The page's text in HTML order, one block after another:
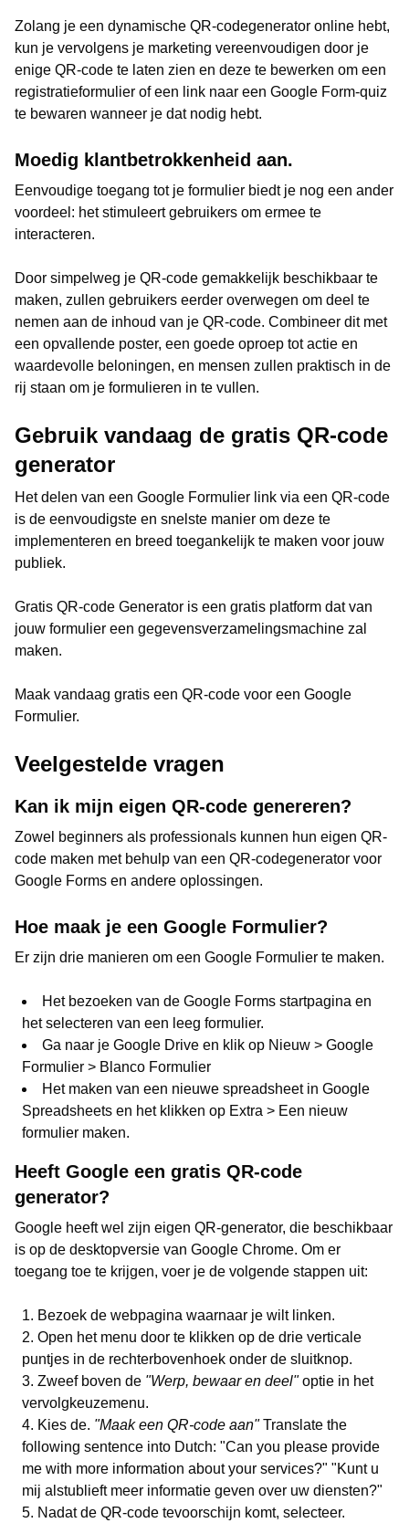
Zolang je een dynamische QR-codegenerator online hebt,
kun je vervolgens je marketing vereenvoudigen door je
enige QR-code te laten zien en deze te bewerken om een
registratieformulier of een link naar een Google Form-quiz
te bewaren wanneer je dat nodig hebt.
Moedig klantbetrokkenheid aan.
Eenvoudige toegang tot je formulier biedt je nog een ander
voordeel: het stimuleert gebruikers om ermee te
interacteren.
Door simpelweg je QR-code gemakkelijk beschikbaar te
maken, zullen gebruikers eerder overwegen om deel te
nemen aan de inhoud van je QR-code. Combineer dit met
een opvallende poster, een goede oproep tot actie en
waardevolle beloningen, en mensen zullen praktisch in de
rij staan om je formulieren in te vullen.
Gebruik vandaag de gratis QR-code
generator
Het delen van een Google Formulier link via een QR-code
is de eenvoudigste en snelste manier om deze te
implementeren en breed toegankelijk te maken voor jouw
publiek.
Gratis QR-code Generator is een gratis platform dat van
jouw formulier een gegevensverzamelingsmachine zal
maken.
Maak vandaag gratis een QR-code voor een Google
Formulier.
Veelgestelde vragen
Kan ik mijn eigen QR-code genereren?
Zowel beginners als professionals kunnen hun eigen QR-
code maken met behulp van een QR-codegenerator voor
Google Forms en andere oplossingen.
Hoe maak je een Google Formulier?
Er zijn drie manieren om een Google Formulier te maken.
Het bezoeken van de Google Forms startpagina en
het selecteren van een leeg formulier.
Ga naar je Google Drive en klik op Nieuw > Google
Formulier > Blanco Formulier
Het maken van een nieuwe spreadsheet in Google
Spreadsheets en het klikken op Extra > Een nieuw
formulier maken.
Heeft Google een gratis QR-code
generator?
Google heeft wel zijn eigen QR-generator, die beschikbaar
is op de desktopversie van Google Chrome. Om er
toegang toe te krijgen, voer je de volgende stappen uit:
Bezoek de webpagina waarnaar je wilt linken.
Open het menu door te klikken op de drie verticale
puntjes in de rechterbovenhoek onder de sluitknop.
Zweef boven de "Werp, bewaar en deel"optie in het
vervolgkeuzemenu.
Kies de. "Maak een QR-code aan"Translate the
following sentence into Dutch: "Can you please provide
me with more information about your services?" "Kunt u
mij alstublieft meer informatie geven over uw diensten?"
Nadat de QR-code tevoorschijn komt, selecteer.